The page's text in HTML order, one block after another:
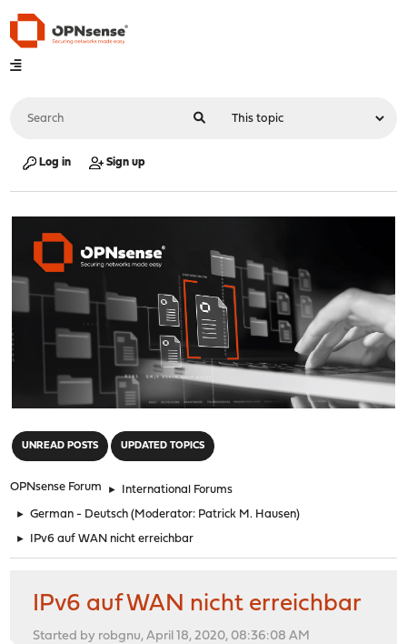
Log in Sign up
UNREAD POSTS UPDATED TOPICS
OPNsense Forum ► International Forums
► German - Deutsch (Moderator: Patrick M. Hausen)
► IPv6 auf WAN nicht erreichbar
IPv6 auf WAN nicht erreichbar
Started by robgnu, April 18, 2020, 08:36:08 AM